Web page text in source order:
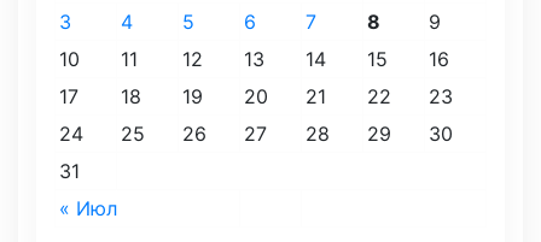
« Июл
3
4 5 6 7 8
9
10
11 12 13 14 15
16
17
18 19 20 21 22
23
24
25 26 27 28 29
30
31